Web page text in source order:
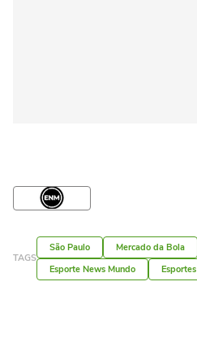
TAGS
São Paulo Mercado da Bola
Esporte News Mundo
Esportes